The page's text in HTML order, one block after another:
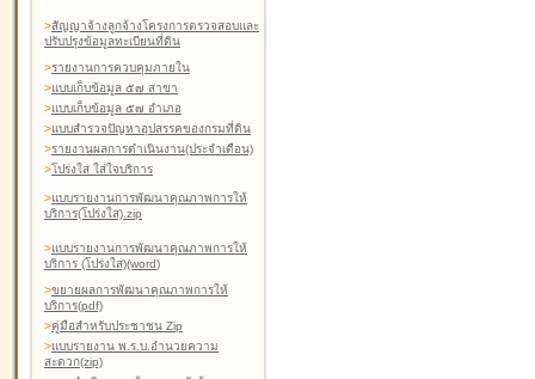
>สัญญาจ้างลูกจ้างโครงการตรวจสอบและ
ปรับปรุงข้อมูลทะเบียนที่ดิน
>รายงานการควบคุมภายใน
>แบบเก็บข้อมูล ๕๗ สาขา
>แบบเก็บข้อมูล ๕๗ อำเภอ
>แบบสำรวจปัญหาอุปสรรคของกรมที่ดิน
>รายงานผลการดำเนินงาน(ประจำเดือน)
>โปร่งใส ใส่ใจบริการ
>แบบรายงานการพัฒนาคุณภาพการให้
บริการ(โปร่งใส).zip
>แบบรายงานการพัฒนาคุณภาพการให้
บริการ (โปร่งใส)(word)
>ขยายผลการพัฒนาคุณภาพการให้
บริการ(pdf)
>คู่มือสำหรับประชาชน Zip
>แบบรายงาน พ.ร.บ.อำนวยความ
สะดวก(zip)